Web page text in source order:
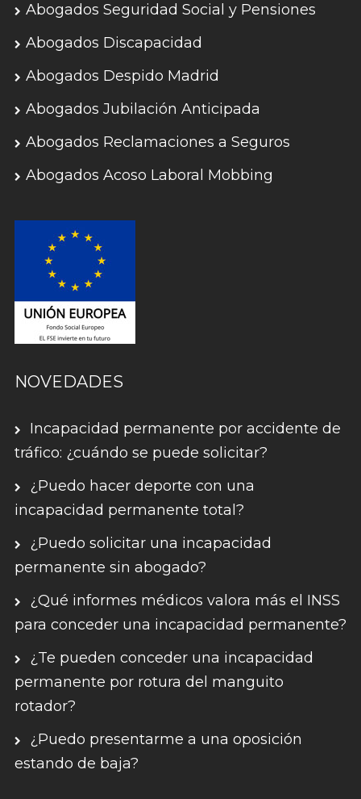
Abogados Seguridad Social y Pensiones
Abogados Discapacidad
Abogados Despido Madrid
Abogados Jubilación Anticipada
Abogados Reclamaciones a Seguros
Abogados Acoso Laboral Mobbing
NOVEDADES
Incapacidad permanente por accidente de
tráfico: ¿cuándo se puede solicitar?
¿Puedo hacer deporte con una
incapacidad permanente total?
¿Puedo solicitar una incapacidad
permanente sin abogado?
¿Qué informes médicos valora más el INSS
para conceder una incapacidad permanente?
¿Te pueden conceder una incapacidad
permanente por rotura del manguito
rotador?
¿Puedo presentarme a una oposición
estando de baja?